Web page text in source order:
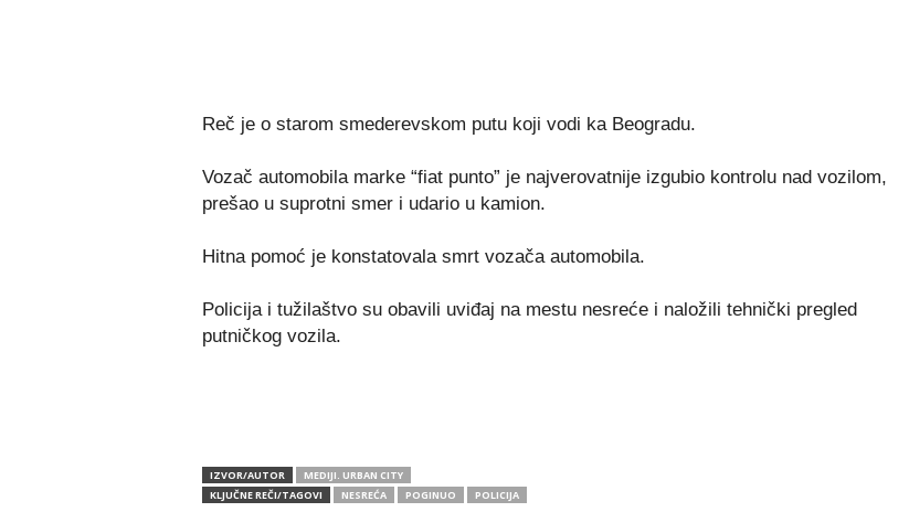
Reč je o starom smederevskom putu koji vodi ka Beogradu.
Vozač automobila marke “fiat punto” je najverovatnije izgubio kontrolu nad vozilom,
prešao u suprotni smer i udario u kamion.
Hitna pomoć je konstatovala smrt vozača automobila.
Policija i tužilaštvo su obavili uviđaj na mestu nesreće i naložili tehnički pregled
putničkog vozila.
IZVOR/AUTOR
MEDIJI. URBAN CITY
KLJUČNE REČI/TAGOVI
NESREĆA POGINUO POLICIJA